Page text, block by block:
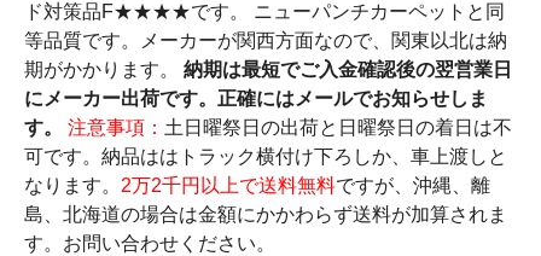
ド対策品F★★★★です。 ニューパンチカーペットと同
等品質です。メーカーが関西方面なので、関東以北は納
期がかかります。 納期は最短でご入金確認後の翌営業日
にメーカー出荷です。正確にはメールでお知らせしま
す。
注意事項： 土日曜祭日の出荷と日曜祭日の着日は不
可です。納品ははトラック横付け下ろしか、車上渡しと
なります。 2万2千円以上で送料無料ですが、沖縄、離
島、北海道の場合は金額にかかわらず送料が加算されま
す。お問い合わせください。